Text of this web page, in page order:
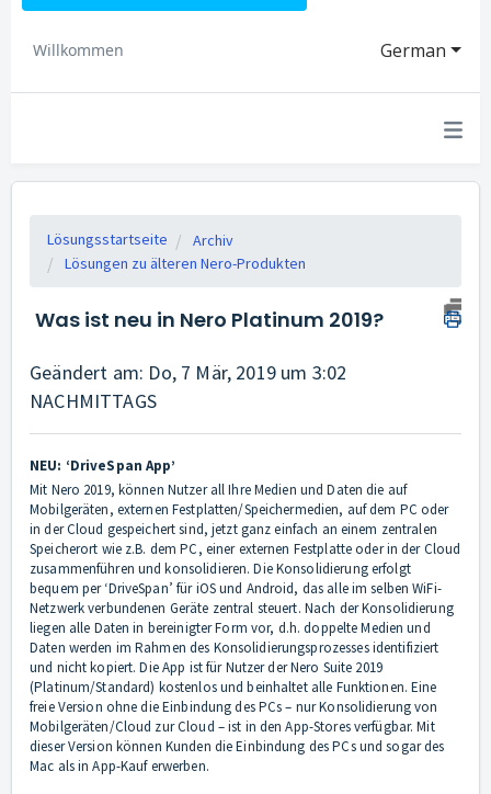
German
Willkommen
Lösungsstartseite
Archiv
Lösungen zu älteren Nero-Produkten
Was ist neu in Nero Platinum 2019?
Geändert am: Do, 7 Mär, 2019 um 3:02
NACHMITTAGS
NEU: ‘DriveSpan App’
Mit Nero 2019, können Nutzer all Ihre Medien und Daten die auf
Mobilgeräten, externen Festplatten/Speichermedien, auf dem PC oder
in der Cloud gespeichert sind, jetzt ganz einfach an einem zentralen
Speicherort wie z.B. dem PC, einer externen Festplatte oder in der Cloud
zusammenführen und konsolidieren. Die Konsolidierung erfolgt
bequem per ‘DriveSpan’ für iOS und Android, das alle im selben WiFi-
Netzwerk verbundenen Geräte zentral steuert. Nach der Konsolidierung
liegen alle Daten in bereinigter Form vor, d.h. doppelte Medien und
Daten werden im Rahmen des Konsolidierungsprozesses identifiziert
und nicht kopiert. Die App ist für Nutzer der Nero Suite 2019
(Platinum/Standard) kostenlos und beinhaltet alle Funktionen. Eine
freie Version ohne die Einbindung des PCs – nur Konsolidierung von
Mobilgeräten/Cloud zur Cloud – ist in den App-Stores verfügbar. Mit
dieser Version können Kunden die Einbindung des PCs und sogar des
Mac als in App-Kauf erwerben.